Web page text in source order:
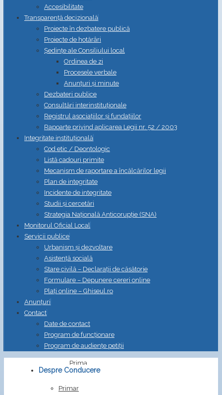
Accesibilitate
Transparență decizională
Proiecte în dezbatere publică
Proiecte de hotărâri
Ședințe ale Consiliului local
Ordinea de zi
Procesele verbale
Anunțuri și minute
Dezbateri publice
Consultări interinstituționale
Registrul asociațiilor și fundațiilor
Rapoarte privind aplicarea Legii nr. 52 / 2003
Integritate instituțională
Cod etic / Deontologic
Listă cadouri primite
Mecanism de raportare a încălcărilor legii
Plan de integritate
Incidente de integritate
Studii și cercetări
Strategia Naţională Anticorupţie (SNA)
Monitorul Oficial Local
Servicii publice
Urbanism și dezvoltare
Asistență socială
Stare civilă – Declarații de căsătorie
Formulare – Depunere cereri online
Plați online – Ghiseul.ro
Anunțuri
Contact
Date de contact
Program de funcționare
Program de audiențe petiții
Prima
pagină
Despre Conducere
Primar